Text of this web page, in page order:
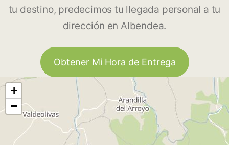
tu destino, predecimos tu llegada personal a tu
dirección en Albendea.
Obtener Mi Hora de Entrega
+
−